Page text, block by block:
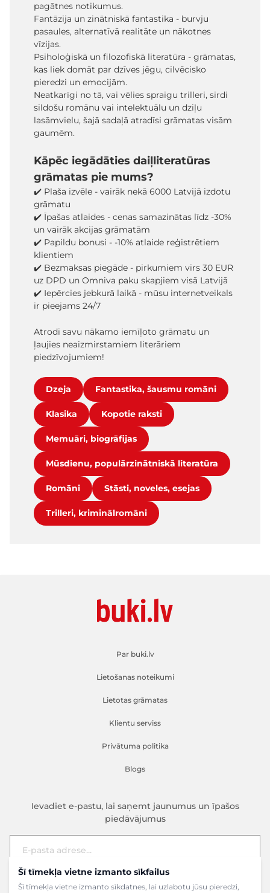
Šī tīmekļa vietne izmanto sīkfailus
Šī tīmekļa vietne izmanto sīkdatnes, lai uzlabotu jūsu pieredzi,
pagātnes notikumus.
Fantāzija un zinātniskā fantastika - burvju
pasaules, alternatīvā realitāte un nākotnes
vīzijas.
Psiholoģiskā un filozofiskā literatūra - grāmatas,
kas liek domāt par dzīves jēgu, cilvēcisko
pieredzi un emocijām.
Neatkarīgi no tā, vai vēlies spraigu trilleri, sirdi
sildošu romānu vai intelektuālu un dziļu
lasāmvielu, šajā sadaļā atradīsi grāmatas visām
gaumēm.
Kāpēc iegādāties daiļliteratūras
grāmatas pie mums?
✔️ Plaša izvēle - vairāk nekā 6000 Latvijā izdotu
grāmatu
✔️ Īpašas atlaides - cenas samazinātas līdz -30%
un vairāk akcijas grāmatām
✔️ Papildu bonusi - -10% atlaide reģistrētiem
klientiem
✔️ Bezmaksas piegāde - pirkumiem virs 30 EUR
uz DPD un Omniva paku skapjiem visā Latvijā
✔️ Iepērcies jebkurā laikā - mūsu internetveikals
ir pieejams 24/7
Atrodi savu nākamo iemīļoto grāmatu un
ļaujies neaizmirstamiem literāriem
piedzīvojumiem!
Dzeja Fantastika, šausmu romāni
Klasika Kopotie raksti
Memuāri, biogrāfijas
Mūsdienu, populārzinātniskā literatūra
Romāni Stāsti, noveles, esejas
Trilleri, kriminālromāni
Par buki.lv
Lietošanas noteikumi
Lietotas grāmatas
Klientu serviss
Privātuma politika
Blogs
Ievadiet e-pastu, lai saņemt jaunumus un īpašos
piedāvājumus
E-pasta adrese
Pieteikties